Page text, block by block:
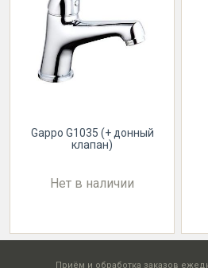
Gappo G1035 (+ донный
клапан)
Нет в наличии
Приём и обработка заказов